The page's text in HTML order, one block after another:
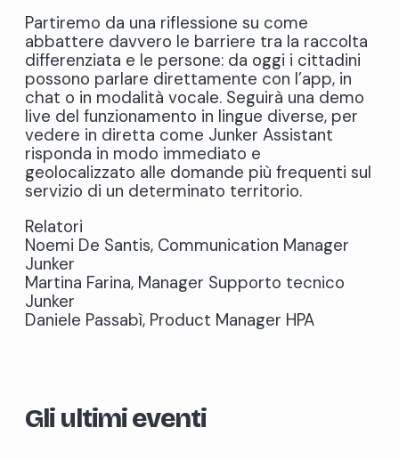
Partiremo da una riflessione su come
abbattere davvero le barriere tra la raccolta
differenziata e le persone: da oggi i cittadini
possono parlare direttamente con l’app, in
chat o in modalità vocale. Seguirà una demo
live del funzionamento in lingue diverse, per
vedere in diretta come Junker Assistant
risponda in modo immediato e
geolocalizzato alle domande più frequenti sul
servizio di un determinato territorio.
Relatori
Noemi De Santis, Communication Manager
Junker
Martina Farina, Manager Supporto tecnico
Junker
Daniele Passabì, Product Manager HPA
Gli ultimi eventi